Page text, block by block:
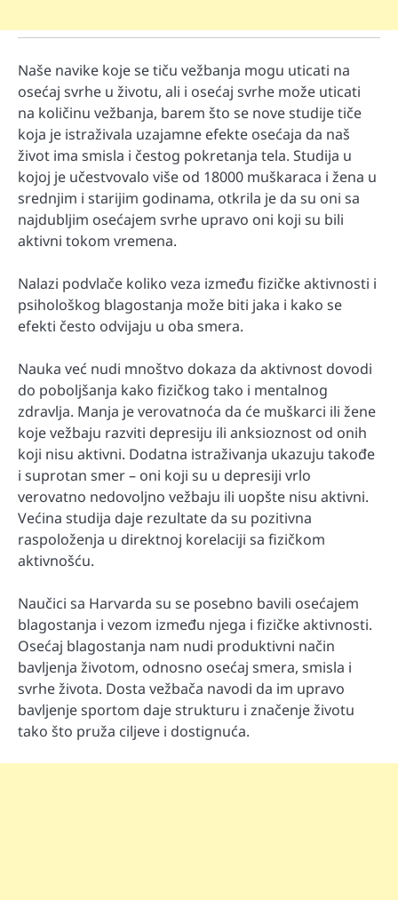
Naše navike koje se tiču vežbanja mogu uticati na
osećaj svrhe u životu, ali i osećaj svrhe može uticati
na količinu vežbanja, barem što se nove studije tiče
koja je istraživala uzajamne efekte osećaja da naš
život ima smisla i čestog pokretanja tela. Studija u
kojoj je učestvovalo više od 18000 muškaraca i žena u
srednjim i starijim godinama, otkrila je da su oni sa
najdubljim osećajem svrhe upravo oni koji su bili
aktivni tokom vremena.
Nalazi podvlače koliko veza između fizičke aktivnosti i
psihološkog blagostanja može biti jaka i kako se
efekti često odvijaju u oba smera.
Nauka već nudi mnoštvo dokaza da aktivnost dovodi
do poboljšanja kako fizičkog tako i mentalnog
zdravlja. Manja je verovatnoća da će muškarci ili žene
koje vežbaju razviti depresiju ili anksioznost od onih
koji nisu aktivni. Dodatna istraživanja ukazuju takođe
i suprotan smer – oni koji su u depresiji vrlo
verovatno nedovoljno vežbaju ili uopšte nisu aktivni.
Većina studija daje rezultate da su pozitivna
raspoloženja u direktnoj korelaciji sa fizičkom
aktivnošću.
Naučici sa Harvarda su se posebno bavili osećajem
blagostanja i vezom između njega i fizičke aktivnosti.
Osećaj blagostanja nam nudi produktivni način
bavljenja životom, odnosno osećaj smera, smisla i
svrhe života. Dosta vežbača navodi da im upravo
bavljenje sportom daje strukturu i značenje životu
tako što pruža ciljeve i dostignuća.